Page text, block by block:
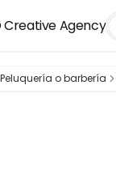
Creative Agency
Peluquería o barbería